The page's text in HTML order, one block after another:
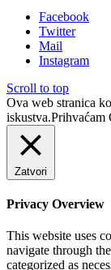
Facebook
Twitter
Mail
Instagram
Scroll to top
Ova web stranica
iskustva.Prihvaćam
Zatvori
Privacy Overview
This website uses
navigate through
categorized as